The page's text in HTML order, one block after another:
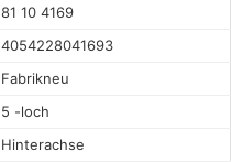
81 10 4169
4054228041693
Fabrikneu
5 -loch
Hinterachse